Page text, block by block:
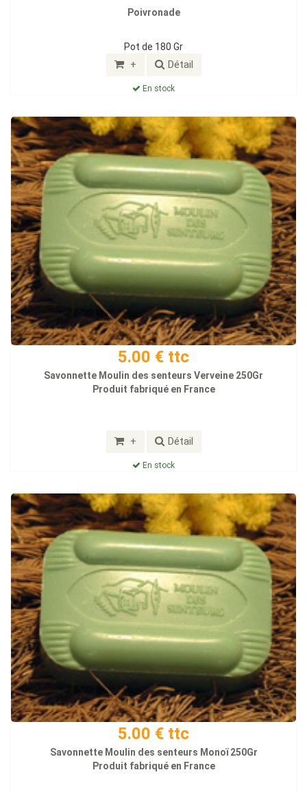
Poivronade
Pot de 180 Gr
+ Détail
En stock
5.00 € ttc
Savonnette Moulin des senteurs Verveine 250Gr
Produit fabriqué en France
+ Détail
En stock
5.00 € ttc
Savonnette Moulin des senteurs Monoï 250Gr
Produit fabriqué en France